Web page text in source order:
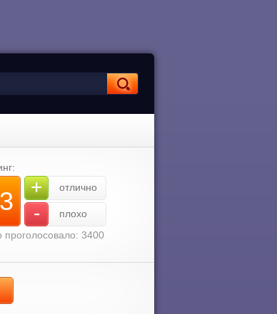
+ отлично
-
плохо
проголосовало: 3400